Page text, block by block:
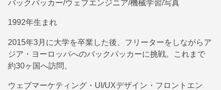
バックパッカー/ウェブエンジニア/機械学習/写真
1992年生まれ
2015年3月に大学を卒業した後、フリーターをしながらア
ジア・ヨーロッパへのバックパッカーに挑戦。これまで
約30ヶ国へ訪問。
ウェブマーケティング・UI/UXデザイン・フロントエン